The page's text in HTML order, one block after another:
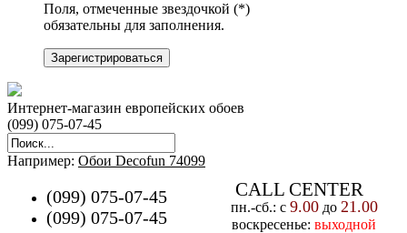
Поля, отмеченные звездочкой (*)
обязательны для заполнения.
Зарегистрироваться
Интернет-магазин европейских обоев
(099) 075-07-45
Например: Обои Decofun 74099
(099) 075-07-45
(099) 075-07-45
CALL CENTER
пн.-cб.: с 9.00до 21.00
воскресенье: выходной